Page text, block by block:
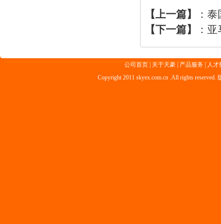
【上一篇】 ： 泰
【下一篇】
： 亚
公司首页 关于天豪 产品服务
人才
Copyright 2011 skyex.com.cn .All rights